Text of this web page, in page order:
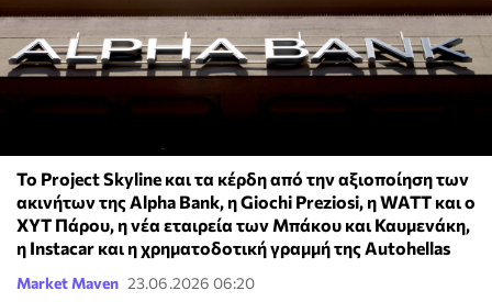
Το Project Skyline και τα κέρδη από την αξιοποίηση των
ακινήτων της Alpha Bank, η Giochi Preziosi, η WATT και ο
ΧΥΤ Πάρου, η νέα εταιρεία των Μπάκου και Καυμενάκη,
η Instacar και η χρηματοδοτική γραμμή της Autohellas
Market Maven 23.06.2026 06:20